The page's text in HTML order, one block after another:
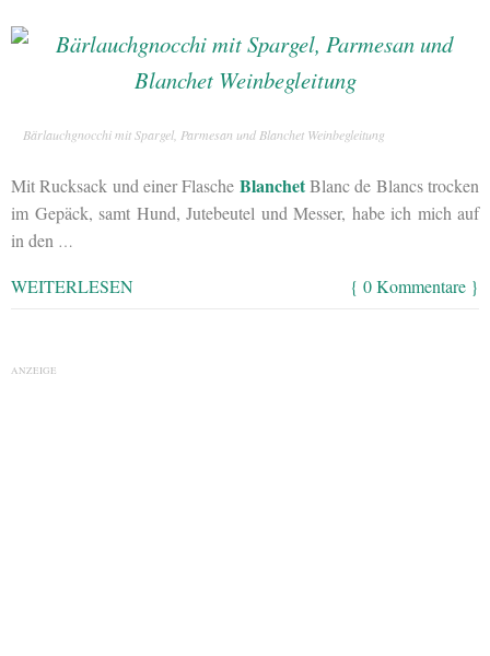
Bärlauchgnocchi mit Spargel, Parmesan und Blanchet Weinbegleitung
Mit Rucksack und einer Flasche Blanchet Blanc de Blancs trocken
im Gepäck, samt Hund, Jutebeutel und Messer, habe ich mich auf
in den …
WEITERLESEN { 0 Kommentare }
ANZEIGE